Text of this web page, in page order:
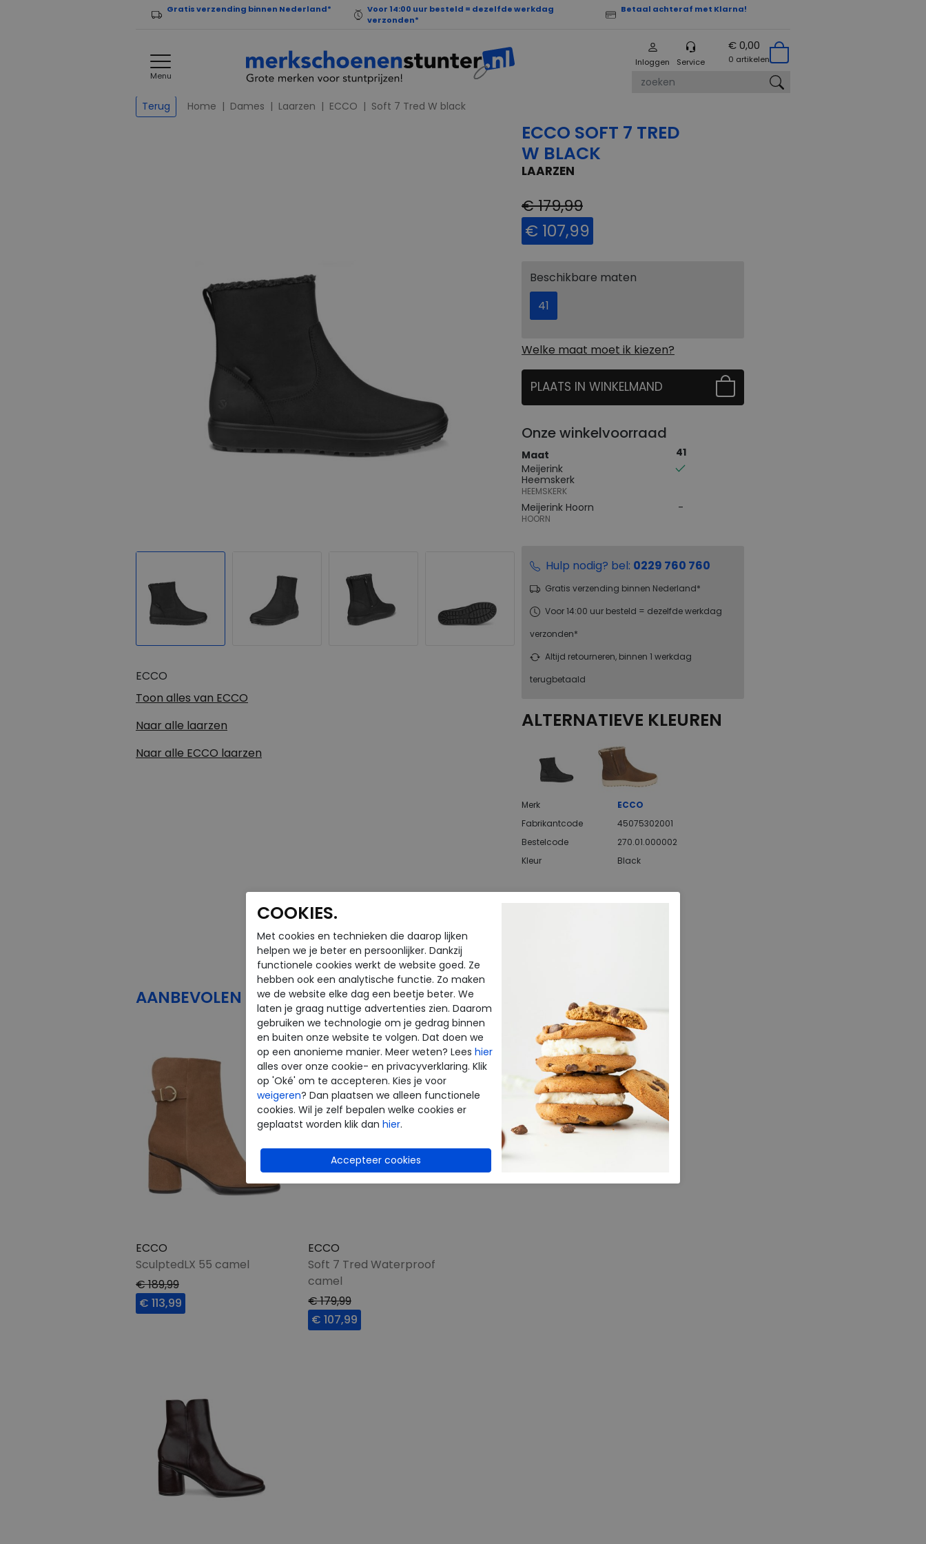
Gratis verzending binnen Nederland*
Voor 14:00 uur besteld = dezelfde werkdag
verzonden*
Betaal achteraf met Klarna!
Menu
Inloggen Service
€ 0,00
0 artikelen
Terug Home Dames Laarzen ECCO Soft 7 Tred W black
ECCO
Toon alles van ECCO
Naar alle laarzen
Naar alle ECCO laarzen
ECCO SOFT 7 TRED
W BLACK
LAARZEN
€ 179,99
€ 107,99
Beschikbare maten
41
Welke maat moet ik kiezen?
PLAATS IN WINKELMAND
Onze winkelvoorraad
Maat
41
Meijerink
Heemskerk
HEEMSKERK
Meijerink Hoorn
HOORN
Hulp nodig? bel: 0229 760 760
Gratis verzending binnen Nederland*
Voor 14:00 uur besteld = dezelfde werkdag
verzonden*
Altijd retourneren, binnen 1 werkdag
terugbetaald
ALTERNATIEVE KLEUREN
Merk
ECCO
Fabrikantcode
45075302001
Bestelcode
270.01.000002
Kleur
Black
AANBEVOLEN PRODUCTEN
ECCO
SculptedLX 55 camel
€ 189,99
€ 113,99
ECCO
Soft 7 Tred Waterproof
camel
€ 179,99
€ 107,99
COOKIES.
Met cookies en technieken die daarop lijken
helpen we je beter en persoonlijker. Dankzij
functionele cookies werkt de website goed. Ze
hebben ook een analytische functie. Zo maken
we de website elke dag een beetje beter. We
laten je graag nuttige advertenties zien. Daarom
gebruiken we technologie om je gedrag binnen
en buiten onze website te volgen. Dat doen we
op een anonieme manier. Meer weten? Lees hier
alles over onze cookie- en privacyverklaring. Klik
op 'Oké' om te accepteren. Kies je voor
weigeren? Dan plaatsen we alleen functionele
cookies. Wil je zelf bepalen welke cookies er
geplaatst worden klik dan hier.